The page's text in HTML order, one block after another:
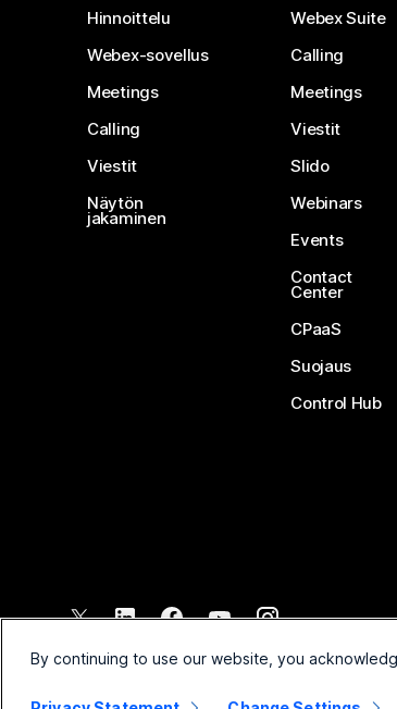
Hinnoittelu
Webex-sovellus
Meetings
Calling
Viestit
Näytön
jakaminen
Webex Suite
Calling
Meetings
Viestit
Slido
Webinars
Events
Contact
Center
CPaaS
Suojaus
Control Hub
2026 Cisco ja/tai sen tytäryhtiöt. Kaikki oikeudet
By continuing to use our website, you